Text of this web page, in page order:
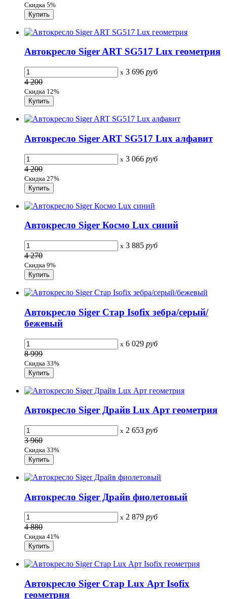
Скидка 5%
Автокресло Siger ART SG517 Lux геометрия
x 3 696 руб
4 200
Скидка 12%
Автокресло Siger ART SG517 Lux алфавит
x 3 066 руб
4 200
Скидка 27%
Автокресло Siger Космо Lux синий
x 3 885 руб
4 270
Скидка 9%
Автокресло Siger Стар Isofix зебра/серый/
бежевый
x 6 029 руб
8 999
Скидка 33%
Автокресло Siger Драйв Lux Арт геометрия
x 2 653 руб
3 960
Скидка 33%
Автокресло Siger Драйв фиолетовый
x 2 879 руб
4 880
Скидка 41%
Автокресло Siger Стар Lux Арт Isofix
геометрия